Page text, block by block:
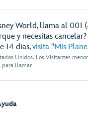
World, llama al 001
y necesitas cancelar?
14 días,visita "Mis
Unidos. Los Visitantes
para llamar.